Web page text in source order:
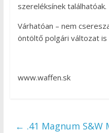
szereléksínek találhatóak.
Várhatóan – nem
öntöltő polgári változat is
www.waffen.sk
← .41 Magnum